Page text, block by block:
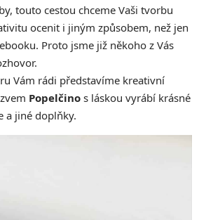
touto cestou chceme Vaši tvorbu
ocenit i jiným způsobem, než jen
Proto jsme již někoho z Vás
Vám rádi představíme kreativní
Popelčino s láskou vyrábí krásné
a jiné doplňky.